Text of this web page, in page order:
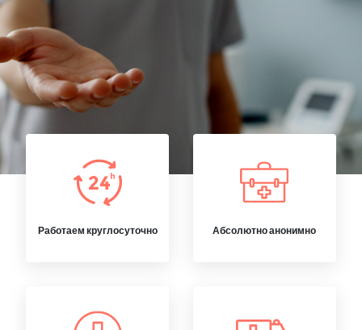
Работаем круглосуточно Абсолютно анонимно